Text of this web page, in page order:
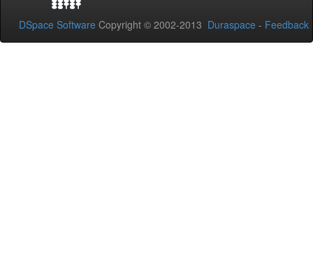
DSpace Software Copyright © 2002-2013 Duraspace - Feedback